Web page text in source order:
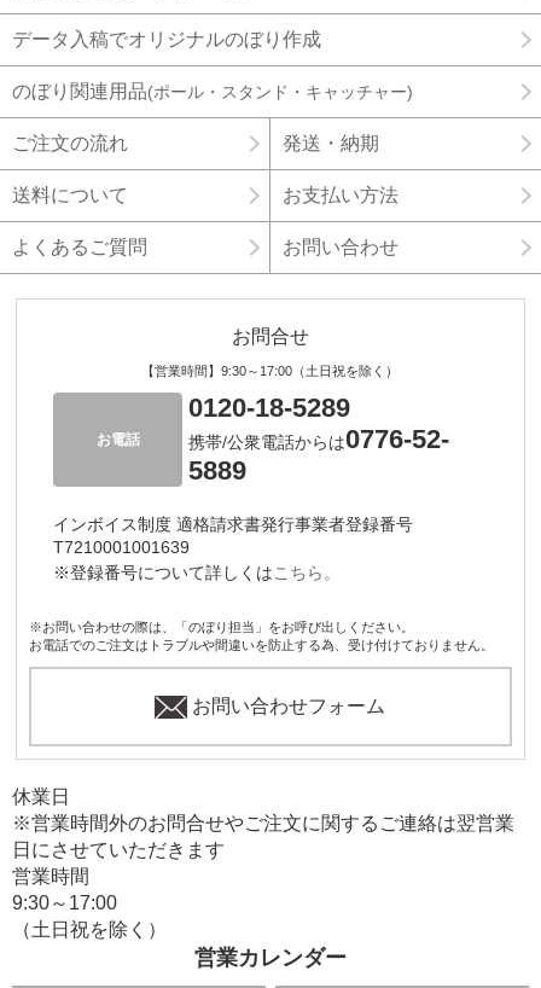
データ入稿でオリジナルのぼり作成
のぼり関連用品(ポール・スタンド・キャッチャー)
ご注文の流れ 発送・納期
送料について お支払い方法
よくあるご質問 お問い合わせ
お問合せ
【営業時間】9:30～17:00（土日祝を除く）
お電話
0120-18-5289
携帯/公衆電話からは0776-52-
5889
インボイス制度 適格請求書発行事業者登録番号
T7210001001639
※登録番号について詳しくはこちら。
※お問い合わせの際は、「のぼり担当」をお呼び出しください。
お電話でのご注文はトラブルや間違いを防止する為、受け付けておりません。
お問い合わせフォーム
営業カレンダー
休業日
※営業時間外のお問合せやご注文に関するご連絡は翌営業
日にさせていただきます
営業時間
9:30～17:00
（土日祝を除く）